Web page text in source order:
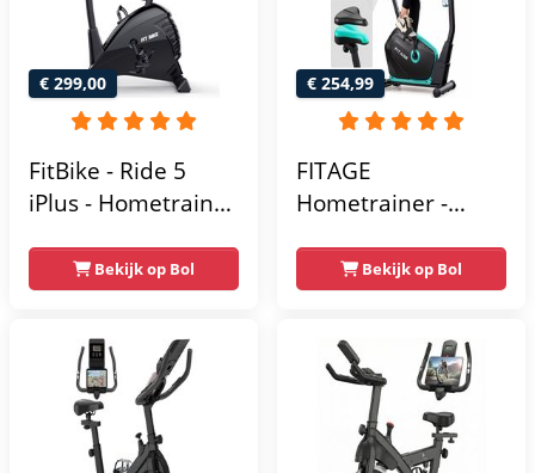
gebruikersgewicht
110 kg - Zwart en
Blauw
€ 299,00
FitBike - Ride 5
iPlus - Hometrainer
Trainingsprogramma's
- Hartslagsensoren
Bekijk op Bol
€ 254,99
FITAGE
Hometrainer -
Weerstandsniveaus
- Tablethouder
voor Bluetooth
Kinomap & Zwift -
Fiets Lage Instap,
Ergonomisch & Stil
- Hometrainers
Bekijk op Bol